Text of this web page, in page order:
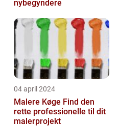
nybegyndere
04 april 2024
Malere Køge Find den
rette professionelle til dit
malerprojekt